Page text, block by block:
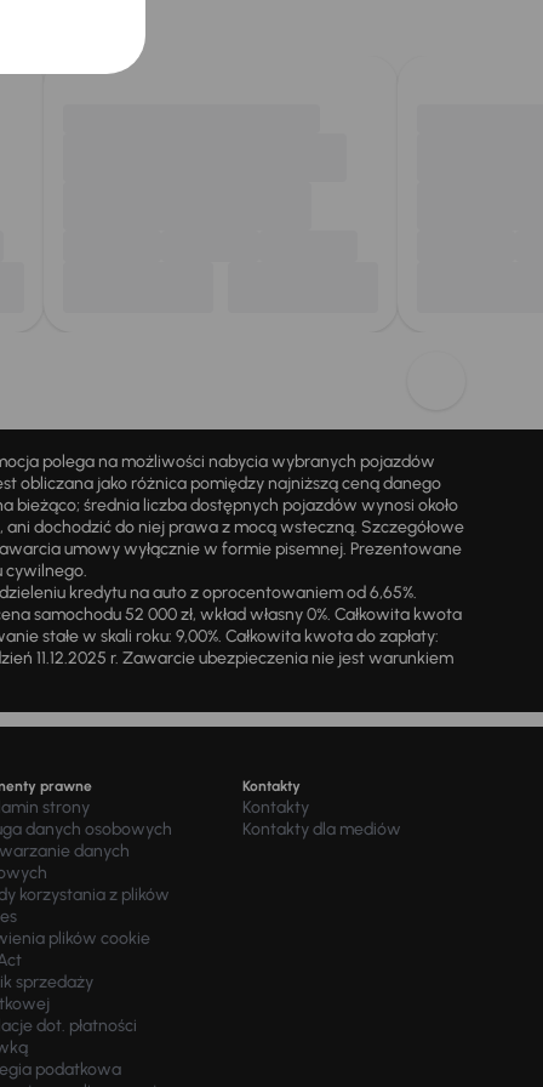
polega na możliwości nabycia wybranych pojazdów
obliczana jako różnica pomiędzy najniższą ceną danego
bieżąco; średnia liczba dostępnych pojazdów wynosi około
dochodzić do niej prawa z mocą wsteczną. Szczegółowe
umowy wyłącznie w formie pisemnej. Prezentowane
cywilnego.
kredytu na auto z oprocentowaniem od 6,65%.
samochodu 52 000 zł, wkład własny 0%. Całkowita kwota
stałe w skali roku: 9,00%. Całkowita kwota do zapłaty:
11.12.2025 r. Zawarcie ubezpieczenia nie jest warunkiem
prawne
strony
danych osobowych
danych
korzystania z plików
plików cookie
sprzedaży
dot. płatności
podatkowa
Kontakty
Kontakty
Kontakty dla mediów